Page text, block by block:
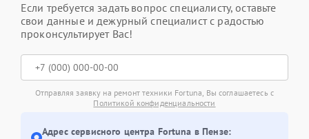
Если требуется задать вопрос специалисту, оставьте
свои данные и дежурный специалист с радостью
проконсультирует Вас!
Отправляя заявку на ремонт техники Fortuna, Вы соглашаетесь с
Политикой конфиденциальности
Адрес сервисного центра Fortuna в Пензе: